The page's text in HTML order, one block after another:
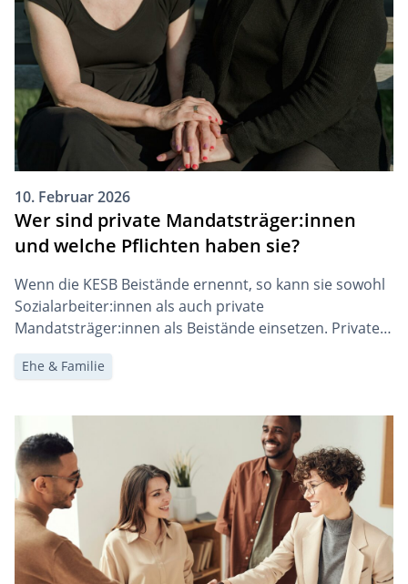
(Pietätsrecht) komplex: Während die sachenrechtliche
Einordnung der Asche unter Jurist:innen umstritten ist,
gibt es eine klare Rangordnung […]
10. Februar 2026
Wer sind private Mandatsträger:innen
und welche Pflichten haben sie?
Wenn die KESB Beistände ernennt, so kann sie sowohl
Sozialarbeiter:innen als auch private
Mandatsträger:innen als Beistände einsetzen. Private
Mandatsträger:innen übernehmen wichtige Aufgaben
im schweizerischen Erwachsenenschutz. Sie
nicht mehr selbstständig regeln können. Die KESB
ernennt sie als Beistände für Personen, die Hilfe bei
der Personensorge, Vermögensverwaltung oder
rechtlichen Vertretung benötigen.
Ehe & Familie